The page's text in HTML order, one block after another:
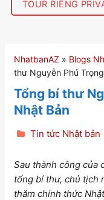
TOUR RIÊNG
NhatbanAZ » Blogs
thư Nguyễn Phú
Tổng bí thư
Nhật Bản
Tin tức Nhật bản
Sau thành công của
tổng bí thư, chủ tịch
thăm chính thức